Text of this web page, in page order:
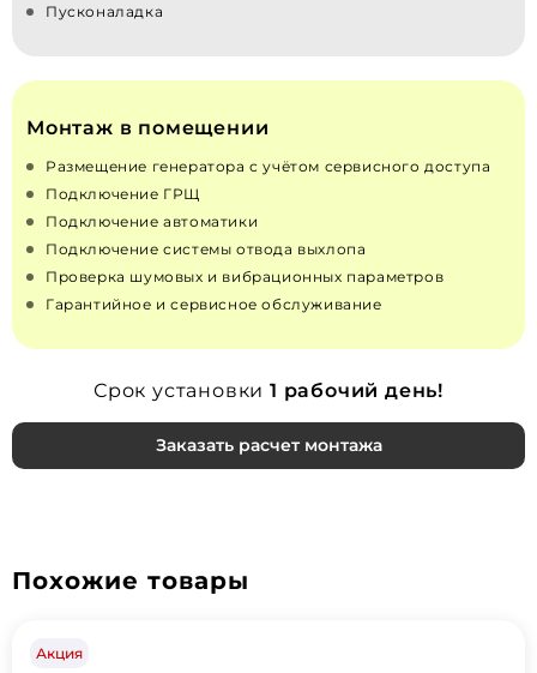
Пусконаладка
Монтаж в помещении
Размещение генератора с учётом сервисного доступа
Подключение ГРЩ
Подключение автоматики
Подключение системы отвода выхлопа
Проверка шумовых и вибрационных параметров
Гарантийное и сервисное обслуживание
Срок установки 1 рабочий день!
Заказать расчет монтажа
Похожие товары
Акция